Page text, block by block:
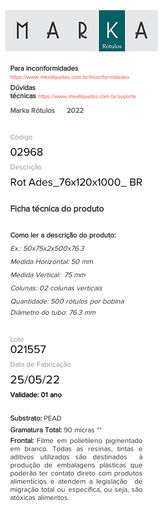
Para inconformidades
https://www.mketiquetas.com.br/inconformidades
Dúvidas
técnicas https://www.mketiquetas.com.br/suporte
Marka Rótulos 2022
Código
02968
Descrição
Rot Ades_76x120x1000_ BR
Ficha técnica do produto
Como ler a descrição do produto:
Ex.: 50x75x2x500x76.3
Medida Horizontal: 50 mm
Medida Vertical: 75 mm
Colunas: 02 colunas verticais
Quantidade: 500 rótulos por bobina
Diâmetro do tubo: 76.3 mm
Lote
021557
Data de Fabricação
25/05/22
Validade: 01 ano
Substrato: PEAD
Gramatura Total: 90 micras **
Frontal: Filme em polietileno pigmentado
em branco. Todas as resinas, tintas e
aditivos utilizados são destinados à
produção de embalagens plásticas que
poderão ter contato direto com produtos
alimentícios e atendem a legislação de
migração total ou específica, ou seja, são
atóxicas alimentos.